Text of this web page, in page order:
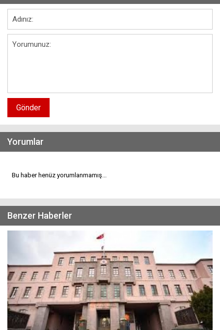
Gönder
Yorumlar
Bu haber henüz yorumlanmamış...
Benzer Haberler